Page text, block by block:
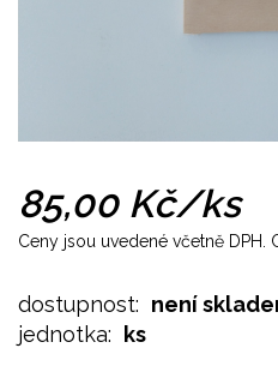
85,00 Kč/ks
Ceny jsou uvedené včetně DPH.
dostupnost: není
jednotka:
ks